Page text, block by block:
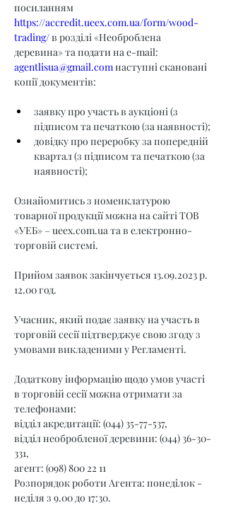
посиланням
https://accredit.ueex.com.ua/form/wood-
trading/ в розділі «Необроблена
деревина» та подати на e-mail:
agentlisua@gmail.com наступні скановані
копії документів:
заявку про участь в аукціоні (з
підписом та печаткою (за наявності);
довідку про переробку за попередній
квартал (з підписом та печаткою (за
наявності);
Ознайомитись з номенклатурою
товарної продукції можна на сайті ТОВ
«УЕБ» – ueex.com.ua та в електронно-
торговій системі.
Прийом заявок закінчується 13.09.2023 р.
12.00 год.
Учасник, який подає заявку на участь в
торговій сесії підтверджує свою згоду з
умовами викладеними у Регламенті.
Додаткову інформацію щодо умов участі
в торговій сесії можна отримати за
телефонами:
відділ акредитації: (044) 35-77-537,
відділ необробленої деревини: (044) 36-30-
331,
агент: (098) 800 22 11
Розпорядок роботи Агента: понеділок -
неділя з 9.00 до 17:30.